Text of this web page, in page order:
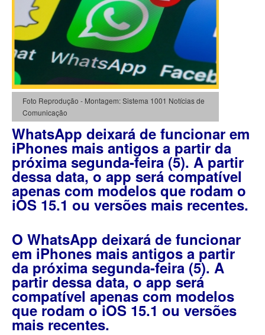
Foto Reprodução - Montagem: Sistema 1001 Notícias de
Comunicação
WhatsApp deixará de funcionar em
iPhones mais antigos a partir da
próxima segunda-feira (5). A partir
dessa data, o app será compatível
apenas com modelos que rodam o
iOS 15.1 ou versões mais recentes.
O WhatsApp deixará de funcionar
em iPhones mais antigos a partir
da próxima segunda-feira (5). A
partir dessa data, o app será
compatível apenas com modelos
que rodam o iOS 15.1 ou versões
mais recentes.